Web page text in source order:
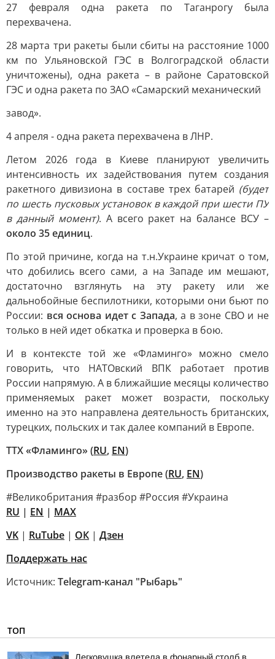
27 февраля одна ракета по Таганрогу была
перехвачена.
28 марта три ракеты были сбиты на расстояние 1000
км по Ульяновской ГЭС в Волгоградской области
уничтожены), одна ракета – в районе Саратовской
ГЭС и одна ракета по ЗАО «Самарский механический
завод».
4 апреля - одна ракета перехвачена в ЛНР.
Летом 2026 года в Киеве планируют увеличить
интенсивность их задействования путем создания
ракетного дивизиона в составе трех батарей (будет
по шесть пусковых установок в каждой при шести ПУ
в данный момент). А всего ракет на балансе ВСУ –
около 35 единиц.
По этой причине, когда на т.н.Украине кричат о том,
что добились всего сами, а на Западе им мешают,
достаточно взглянуть на эту ракету или же
дальнобойные беспилотники, которыми они бьют по
России: вся основа идет с Запада, а в зоне СВО и не
только в ней идет обкатка и проверка в бою.
И в контексте той же «Фламинго» можно смело
говорить, что НАТОвский ВПК работает против
России напрямую. А в ближайшие месяцы количество
применяемых ракет может возрасти, поскольку
именно на это направлена деятельность британских,
турецких, польских и так далее компаний в Европе.
ТТХ «Фламинго» (RU, EN)
Производство ракеты в Европе (RU, EN)
#Великобритания #разбор #Россия #Украина
RU | EN | MAX
VK | RuTube | ОК | Дзен
Поддержать нас
Источник: Telegram-канал "Рыбарь"
ТОП